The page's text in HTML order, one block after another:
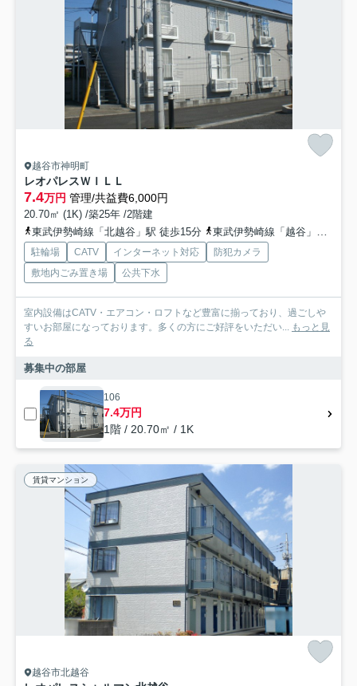
越谷市神明町
レオパレスＷＩＬＬ
7.4万円 管理/共益費6,000円
20.70㎡ (1K) /築25年 /2階建
東武伊勢崎線「北越谷」駅 徒歩15分
東武伊勢崎線「越谷」駅 徒歩24分
駐輪場 CATV インターネット対応
防犯カメラ
敷地内ごみ置き場
公共下水
室内設備はCATV・エアコン・ロフトなど豊富に揃っており、過ごしや
すいお部屋になっております。多くの方にご好評をいただい... もっと見
る
募集中の部屋
106
7.4万円
1階 / 20.70㎡ / 1K
賃貸マンション
越谷市北越谷